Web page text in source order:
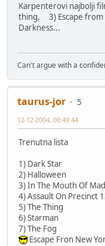
Karpenterovi najbolji
thing, 3) Escape from
Darkness...
Can't argue with a
taurus-jor
5
12-12-2004, 00:49:44
Trenutna lista
1) Dark Star
2) Halloween
3) In The Mouth Of
4) Assault On Precinct
5) The Thing
6) Starman
7) The Fog
Escape Fron New